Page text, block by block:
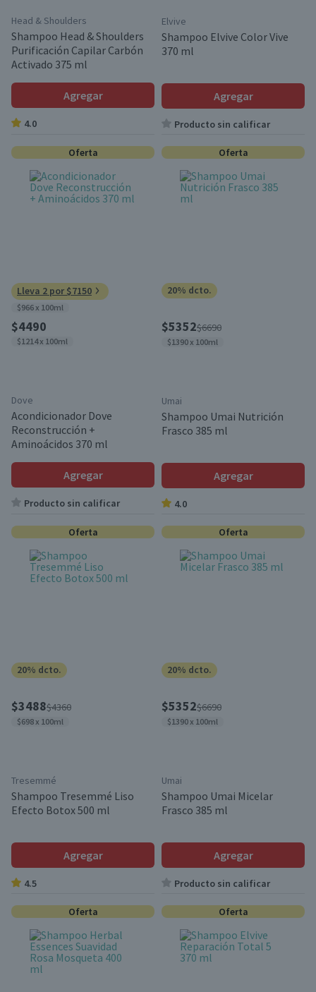
Head & Shoulders
Shampoo Head & Shoulders
Purificación Capilar Carbón
Activado 375 ml
Agregar
4.0
Elvive
Shampoo Elvive Color Vive
370 ml
Agregar
Producto sin calificar
Oferta
Lleva 2 por $7150
$966 x 100ml
$4490
$1214 x 100ml
Dove
Acondicionador Dove
Reconstrucción +
Aminoácidos 370 ml
Agregar
Producto sin calificar
Oferta
20% dcto.
$5352$6690
$1390 x 100ml
Umai
Shampoo Umai Nutrición
Frasco 385 ml
Agregar
4.0
Oferta
20% dcto.
$3488$4360
$698 x 100ml
Tresemmé
Shampoo Tresemmé Liso
Efecto Botox 500 ml
Agregar
4.5
Oferta
20% dcto.
$5352$6690
$1390 x 100ml
Umai
Shampoo Umai Micelar
Frasco 385 ml
Agregar
Producto sin calificar
Oferta Oferta